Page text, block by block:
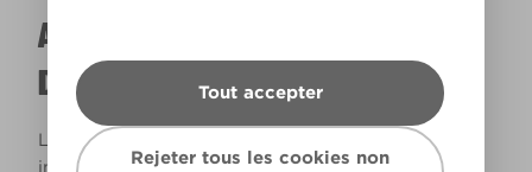
Tout accepter
Rejeter tous les cookies non
A QUOI RESSEMBLERA CETTE COULEUR
DANS VOTRE MAISON ?
La lumière naturelle et l’éclairage jouent un rôle
important sur le rendu des couleurs dans votre